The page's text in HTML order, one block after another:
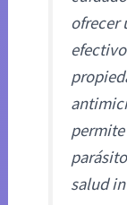
ofrecer
salud